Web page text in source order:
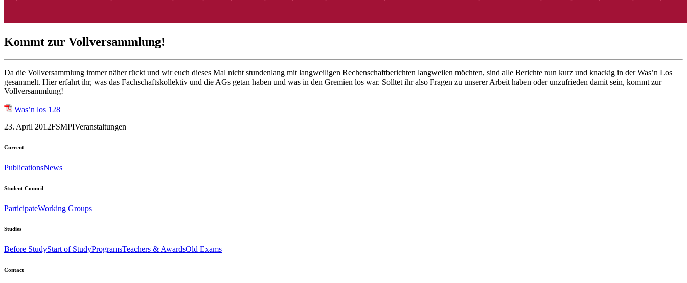
Kommt zur Vollversammlung!
Da die Vollversammlung immer näher rückt und wir euch dieses Mal nicht stundenlang mit langweiligen Rechenschaftberichten langweilen möchten, sind alle Berichte nun kurz und knackig in der Was’n Los
gesammelt. Hier erfahrt ihr, was das Fachschaftskollektiv und die AGs getan haben und was in den Gremien los war. Solltet ihr also Fragen zu unserer Arbeit haben oder unzufrieden damit sein, kommt zur
Vollversammlung!
Was’n los 128
23. April 2012FSMPIVeranstaltungen
Current
PublicationsNews
Student Council
ParticipateWorking Groups
Studies
Before StudyStart of StudyProgramsTeachers & AwardsOld Exams
Contact